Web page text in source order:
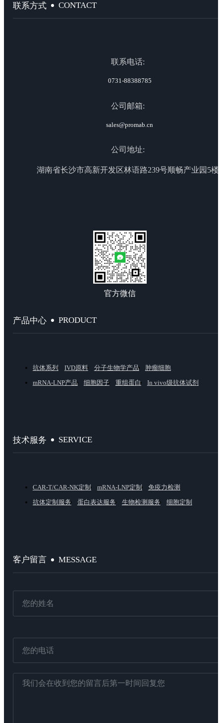
联系方式 CONTACT
联系电话:
0731-88388785
公司邮箱:
sales@promab.cn
公司地址:
湖南省长沙市高新开发区林语路239号顺畅产业园5楼
官方微信
产品中心 PRODUCT
抗体系列 IVD原料 分子生物学产品
肿瘤细胞
mRNA-LNP产品
细胞因子 重组蛋白 In vivo级抗体试剂
技术服务 SERVICE
CAR-T/CAR-NK定制 mRNA-LNP定制
免疫力检测
抗体定制服务
蛋白表达服务 生物检测服务 细胞定制
客户留言 MESSAGE